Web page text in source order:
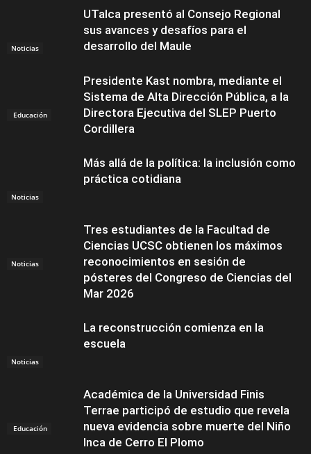
Noticias
UTalca presentó al Consejo Regional
sus avances y desafíos para el
desarrollo del Maule
Educación
Presidente Kast nombra, mediante el
Sistema de Alta Dirección Pública, a la
Directora Ejecutiva del SLEP Puerto
Cordillera
Noticias
Más allá de la política: la inclusión como
práctica cotidiana
Noticias
Tres estudiantes de la Facultad de
Ciencias UCSC obtienen los máximos
reconocimientos en sesión de
pósteres del Congreso de Ciencias del
Mar 2026
Noticias
La reconstrucción comienza en la
escuela
Educación
Académica de la Universidad Finis
Terrae participó de estudio que revela
nueva evidencia sobre muerte del Niño
Inca de Cerro El Plomo